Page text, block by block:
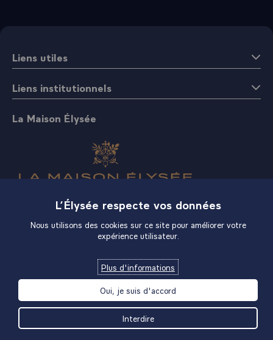
Liens utiles
Liens institutionnels
La Maison Élysée
BoutiqueL’Élysée respecte vos données
Nous utilisons des cookies sur ce site pour améliorer votre
expérience utilisateur.
Plus d'informations
Oui, je suis d'accord
Interdire